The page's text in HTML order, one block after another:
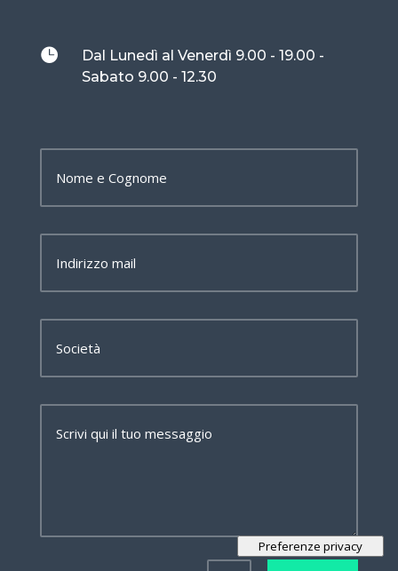

Dal Lunedì al Venerdì 9.00 - 19.00 -
Sabato 9.00 - 12.30